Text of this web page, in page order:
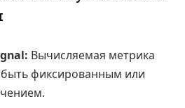
Вычисляемая метрика
фиксированным или